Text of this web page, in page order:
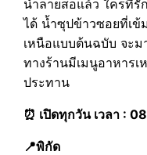
น้ำลายสอแล้ว ใครที่รั
ได้ น้ำซุปข้าวซอยที่เข้
เหนือแบบต้นฉบับ จะม
ทางร้านมีเมนูอาหาร
ประทาน
⏰ เปิดทุกวัน เวลา :
📍พิกัด